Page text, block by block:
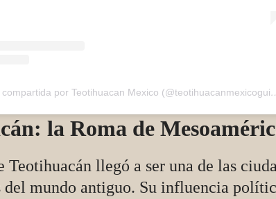
Una publicación compartida por Teotihuacan Mexico (@teotihuacanmexicoguide)
la Roma de
Teotihuacán llegó a ser una de las
del mundo antiguo. Su influencia